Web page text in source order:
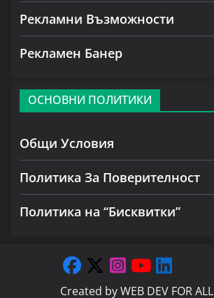
Рекламни Възможности
Рекламен Банер
ОСНОВНИ ПОЛИТИКИ
Общи Условия
Политика За Поверителност
Политика на “Бисквитки”
Created byWEB DEV FOR ALL